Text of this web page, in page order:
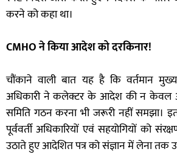
करने को कहा था।
CMHO ने किया आदेश को दरकिनार!
चौंकाने वाली बात यह है कि वर्तमान
अधिकारी ने कलेक्टर के आदेश की न केवल
समिति गठन करना भी जरूरी नहीं समझा।
पूर्ववर्ती अधिकारियों एवं सहयोगियों को
उठाते हुए आदेशित पत्र को संज्ञान में लेना तक